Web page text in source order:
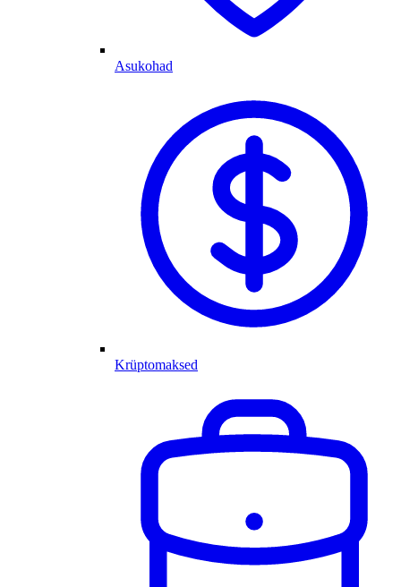
Asukohad
Krüptomaksed